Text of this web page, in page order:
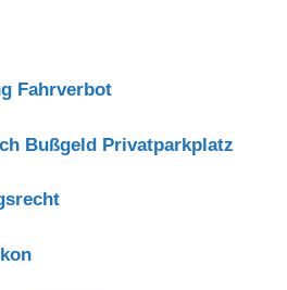
Fahrverbot
Bußgeld Privatparkplatz